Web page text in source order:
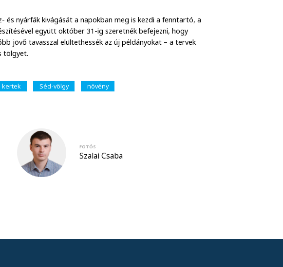
nyárfák kivágását a napokban meg is kezdi a fenntartó, a
együtt október 31-ig szeretnék befejezni, hogy
jövő tavasszal elültethessék az új példányokat – a tervek
tölgyet.
kertek Séd-völgy növény
FOTÓS
Szalai Csaba